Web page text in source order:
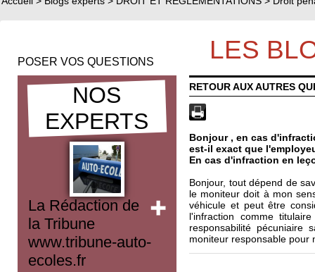
POSER VOS QUESTIONS LES
NOS
EXPERTS
La Rédaction de
la Tribune
www.tribune-auto-
ecoles.fr
RETOUR AUX AUTRES
Bonjour , en cas
est-il exact que
En cas d'infraction en
Bonjour, tout dépend de
le moniteur doit à mon
véhicule et peut être
l'infraction comme
responsabilité
moniteur responsable